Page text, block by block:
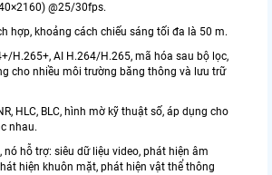
@25/30fps.
hợp, khoảng cách chiếu sáng tối đa là 50 m.
H.265+, AI H.264/H.265, mã hóa sau bộ lọc,
cho nhiều môi trường băng thông và lưu trữ
HLC, BLC, hình mờ kỹ thuật số, áp dụng cho
nhau.
hỗ trợ: siêu dữ liệu video, phát hiện âm
hiện khuôn mặt, phát hiện vật thể thông